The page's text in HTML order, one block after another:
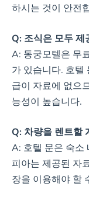
하시는 것이 안전
Q: 조식은 모두 제
A: 동궁모텔은 무
가 있습니다. 호텔
급이 자료에 없으
능성이 높습니다.
Q: 차량을 렌트할
A: 호텔 문은 숙소
피아는 제공된 자
장을 이용해야 할